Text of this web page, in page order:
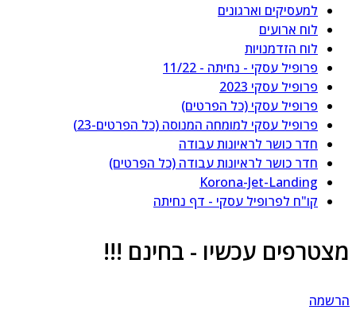
למעסיקים וארגונים
לוח ארועים
לוח הזדמנויות
פרופיל עסקי - נחיתה - 11/22
פרופיל עסקי 2023
פרופיל עסקי (כל הפרטים)
פרופיל עסקי למומחה המנוסה (כל הפרטים-23)
חדר כושר לראיונות עבודה
חדר כושר לראיונות עבודה (כל הפרטים)
Korona-Jet-Landing
קו"ח לפרופיל עסקי - דף נחיתה
עכשיו - בחינם !!!